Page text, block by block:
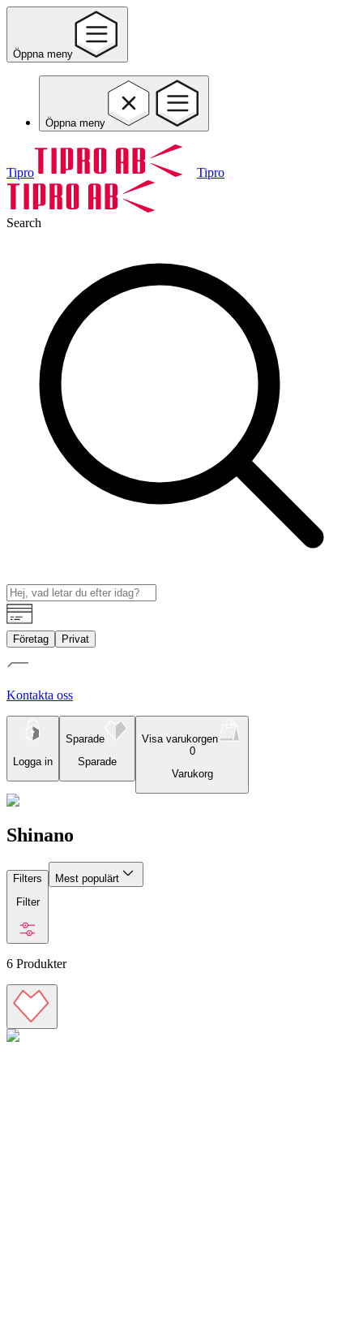
Öppna meny
Öppna meny
Tipro Tipro
Search
Företag Privat
Kontakta oss
Logga in
Sparade
Sparade
Visa varukorgen
0
Varukorg
Shinano
Filters
Filter
Mest populärt
6 Produkter